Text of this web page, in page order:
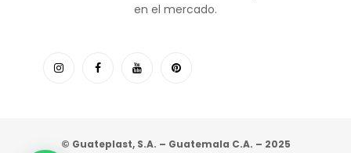
en el mercado.
© Guateplast, S.A. – Guatemala C.A. – 2025